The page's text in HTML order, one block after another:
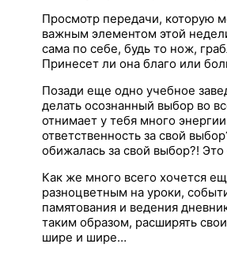
Просмотр передачи, которую
важным элементом этой
сама по себе, будь то нож,
Принесет ли она благо или
Позади еще одно учебное
делать осознанный выбор во
отнимает у тебя много
ответственность за свой
обижалась за свой выбор?!
Как же много всего хочется
разноцветным на уроки,
памятования и ведения
таким образом, расширять
шире и шире…